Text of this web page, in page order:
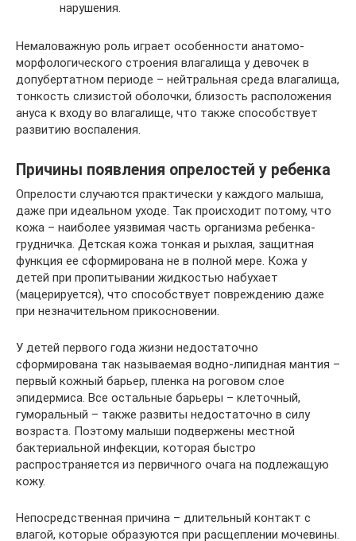
нарушения.
Немаловажную роль играет особенности анатомо-
морфологического строения влагалища у девочек в
допубертатном периоде – нейтральная среда влагалища,
тонкость слизистой оболочки, близость расположения
ануса к входу во влагалище, что также способствует
развитию воспаления.
Причины появления опрелостей у ребенка
Опрелости случаются практически у каждого малыша,
даже при идеальном уходе. Так происходит потому, что
кожа – наиболее уязвимая часть организма ребенка-
грудничка. Детская кожа тонкая и рыхлая, защитная
функция ее сформирована не в полной мере. Кожа у
детей при пропитывании жидкостью набухает
(мацерируется), что способствует повреждению даже
при незначительном прикосновении.
У детей первого года жизни недостаточно
сформирована так называемая водно-липидная мантия –
первый кожный барьер, пленка на роговом слое
эпидермиса. Все остальные барьеры – клеточный,
гуморальный – также развиты недостаточно в силу
возраста. Поэтому малыши подвержены местной
бактериальной инфекции, которая быстро
распространяется из первичного очага на подлежащую
кожу.
Непосредственная причина – длительный контакт с
влагой, которые образуются при расщеплении мочевины.